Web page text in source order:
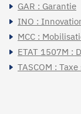
GAR : Garantie
INO :
MCC :
ETAT 1507M :
TASCOM :